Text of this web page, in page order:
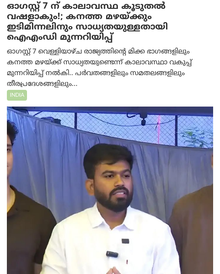
ഓഗസ്റ്റ് 7 ന് കാലാവസ്ഥ കൂടുതൽ
വഷളാകും!; കനത്ത മഴയ്ക്കും
ഇടിമിന്നലിനും സാധ്യതയുള്ളതായി
ഐഎംഡി മുന്നറിയിപ്പ്
ഓഗസ്റ്റ് 7 വെള്ളിയാഴ്ച രാജ്യത്തിന്റെ മിക്ക ഭാഗങ്ങളിലും
കനത്ത മഴയ്ക്ക് സാധ്യതയുണ്ടെന്ന് കാലാവസ്ഥാ വകുപ്പ്
മുന്നറിയിപ്പ് നൽകി.. പർവതങ്ങളിലും സമതലങ്ങളിലും
തീരപ്രദേശങ്ങളിലും...
INDIA